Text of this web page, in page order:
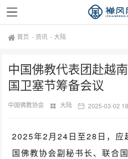
首页 - 资讯 -大陆
中国佛教代表团赴越
国卫塞节筹备会议
中国佛教协会 大陆 2025-03-02
2025年2月24日至28日，应
国佛教协会副秘书长、联合